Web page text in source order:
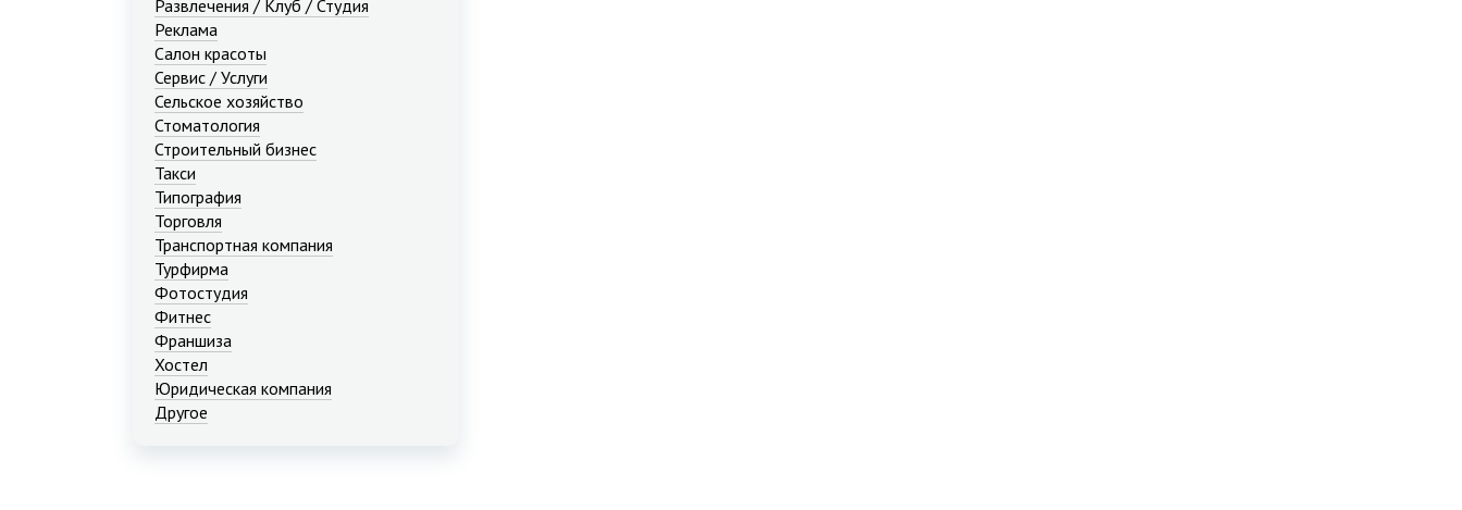
Развлечения / Клуб / Студия
Реклама
Салон красоты
Сервис / Услуги
Сельское хозяйство
Стоматология
Строительный бизнес
Такси
Типография
Торговля
Транспортная компания
Турфирма
Фотостудия
Фитнес
Франшиза
Хостел
Юридическая компания
Другое